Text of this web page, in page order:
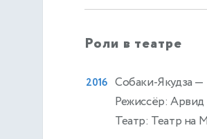
Роли в театре
2016 Собаки-Якудза —
Режиссёр: Арвид
Театр: Театр на